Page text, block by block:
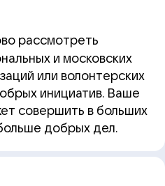
рассмотреть
и московских
или волонтерских
инициатив. Ваше
совершить в больших
добрых дел.